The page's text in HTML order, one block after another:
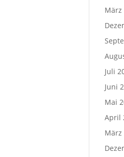
März
Juli
Juni
Mai
April
März